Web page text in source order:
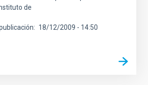
de
18/12/2009 - 14:50